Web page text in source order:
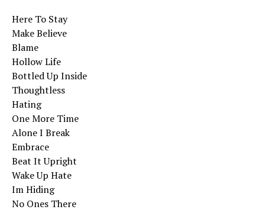
Here To Stay
Make Believe
Blame
Hollow Life
Bottled Up Inside
Thoughtless
Hating
One More Time
Alone I Break
Embrace
Beat It Upright
Wake Up Hate
Im Hiding
No Ones There